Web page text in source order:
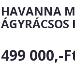
HAVANNA
499 000,-